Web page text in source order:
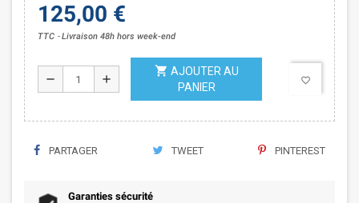
125,00 €
TTC Livraison 48h hors week-end
remove add
shopping_cart AJOUTER AU
PANIER
favorite_border
PARTAGER TWEET PINTEREST
Garanties sécurité